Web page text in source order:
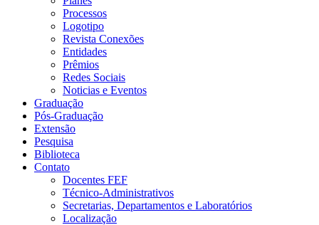
Processos
Logotipo
Revista Conexões
Entidades
Prêmios
Redes Sociais
Noticias e Eventos
Graduação
Pós-Graduação
Extensão
Pesquisa
Biblioteca
Contato
Docentes FEF
Técnico-Administrativos
Secretarias, Departamentos e Laboratórios
Localização